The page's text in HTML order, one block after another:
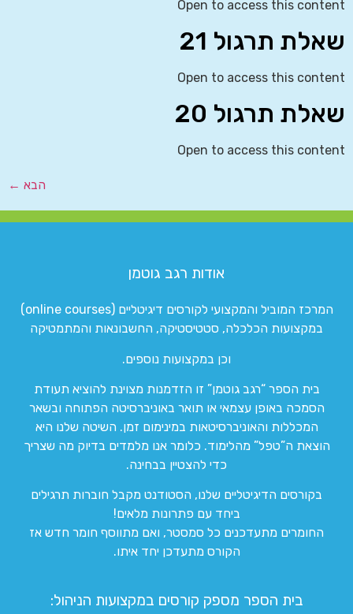
Open to access this content
שאלת תרגול 21
Open to access this content
שאלת תרגול 20
Open to access this content
הבא ←
אודות רגב גוטמן
המרכז המוביל והמקצועי לקורסים דיגיטליים (online courses)
במקצועות הכלכלה, סטטיסטיקה, החשבונאות והמתמטיקה
וכן במקצועות נוספים.
בית הספר “רגב גוטמן” זו הזדמנות מצוינת להוציא תעודת
הסמכה באופן עצמאי או תואר באוניברסיטה הפתוחה ובשאר
המכללות והאוניברסיטאות במינימום זמן. השיטה שלנו היא
הוצאת ה”טפל” מהלימוד. כלומר אנו מלמדים בדיוק מה שצריך
כדי להצטיין בבחינה.
בקורסים הדיגיטליים שלנו, הסטודנט מקבל חוברות תרגילים
ביחד עם פתרונות מלאים!
החומרים מתעדכנים כל סמסטר, ואם מתווסף חומר חדש אז
הקורס מתעדכן יחד איתו.
בית הספר מספק קורסים במקצועות הניהול: